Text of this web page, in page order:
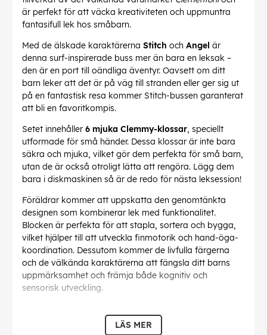
är perfekt för att väcka kreativiteten och uppmuntra
fantasifull lek hos småbarn.
Med de älskade karaktärerna Stitch och Angel är
denna surf-inspirerade buss mer än bara en leksak –
den är en port till oändliga äventyr. Oavsett om ditt
barn leker att det är på väg till stranden eller ger sig ut
på en fantastisk resa kommer Stitch-bussen garanterat
att bli en favoritkompis.
Setet innehåller 6 mjuka Clemmy-klossar, speciellt
utformade för små händer. Dessa klossar är inte bara
säkra och mjuka, vilket gör dem perfekta för små barn,
utan de är också otroligt lätta att rengöra. Lägg dem
bara i diskmaskinen så är de redo för nästa leksession!
Föräldrar kommer att uppskatta den genomtänkta
designen som kombinerar lek med funktionalitet.
Blocken är perfekta för att stapla, sortera och bygga,
vilket hjälper till att utveckla finmotorik och hand-öga-
koordination. Dessutom kommer de livfulla färgerna
och de välkända karaktärerna att fängsla ditt barns
uppmärksamhet och främja både kognitiv och
sensorisk utveckling.
material och byggd för att tåla småbarns hårda lek.
LÄS MER